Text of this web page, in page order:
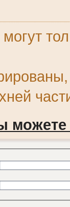
можете